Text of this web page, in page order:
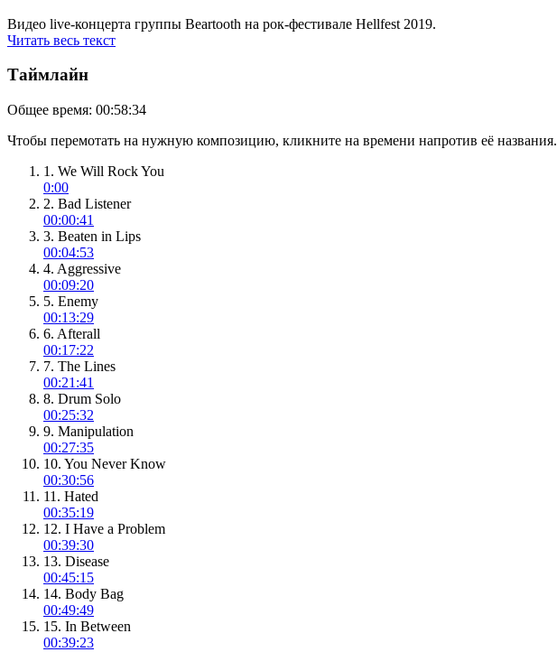
Видео live-концерта группы Beartooth на рок-фестивале Hellfest 2019.
Читать весь текст
Таймлайн
Общее время: 00:58:34
Чтобы перемотать на нужную композицию, кликните на времени напротив её названия.
1. We Will Rock You
0:00
2. Bad Listener
00:00:41
3. Beaten in Lips
00:04:53
4. Aggressive
00:09:20
5. Enemy
00:13:29
6. Afterall
00:17:22
7. The Lines
00:21:41
8. Drum Solo
00:25:32
9. Manipulation
00:27:35
10. You Never Know
00:30:56
11. Hated
00:35:19
12. I Have a Problem
00:39:30
13. Disease
00:45:15
14. Body Bag
00:49:49
15. In Between
00:39:23